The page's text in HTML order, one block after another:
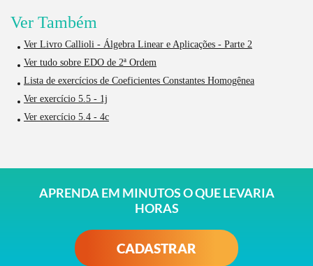
Ver Também
Ver Livro Callioli - Álgebra Linear e Aplicações - Parte 2
Ver tudo sobre EDO de 2ª Ordem
Lista de exercícios de Coeficientes Constantes Homogênea
Ver exercício 5.5 - 1j
Ver exercício 5.4 - 4c
APRENDA EM MINUTOS O QUE LEVARIA
HORAS
CADASTRAR